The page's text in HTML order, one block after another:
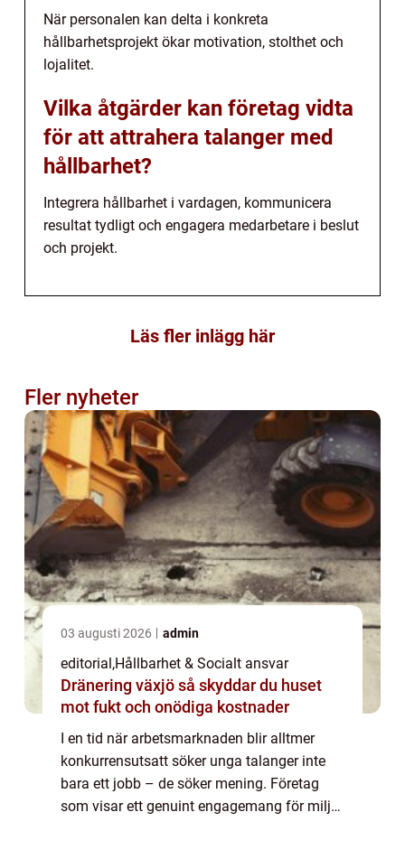
När personalen kan delta i konkreta
hållbarhetsprojekt ökar motivation, stolthet och
lojalitet.
Vilka åtgärder kan företag vidta
för att attrahera talanger med
hållbarhet?
Integrera hållbarhet i vardagen, kommunicera
resultat tydligt och engagera medarbetare i beslut
och projekt.
Läs fler inlägg här
Fler nyheter
03 augusti 2026 admin
editorial,Hållbarhet & Socialt ansvar
Dränering växjö så skyddar du huset
mot fukt och onödiga kostnader
I en tid när arbetsmarknaden blir alltmer
konkurrensutsatt söker unga talanger inte
bara ett jobb – de söker mening. Företag
som visar ett genuint engagemang för miljö,